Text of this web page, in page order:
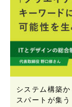
システム構築
スパートが集